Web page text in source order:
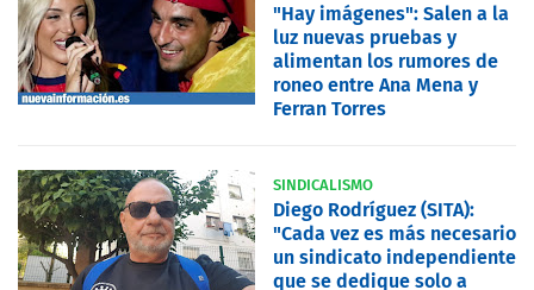
"Hay imágenes": Salen a la
luz nuevas pruebas y
alimentan los rumores de
roneo entre Ana Mena y
Ferran Torres
SINDICALISMO
Diego Rodríguez (SITA):
"Cada vez es más necesario
un sindicato independiente
que se dedique solo a